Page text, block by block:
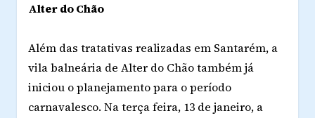
Alter do Chão
Além das tratativas realizadas em Santarém, a
vila balneária de Alter do Chão também já
iniciou o planejamento para o período
carnavalesco. Na terça feira, 13 de janeiro, a